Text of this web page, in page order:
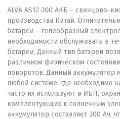
ALVA AS12-200 АКБ – свинцово-
производства Китай.
батареи – гелеобразный
необходимости обслуживать в
батареи. Данный тип батареи
различном физическом
поворотов. Данный аккумулятор
любой системе, где необходимо
часто их используют в ИБП,
комплектующих к солнечным
аккумулятор составляет 200 Ач,